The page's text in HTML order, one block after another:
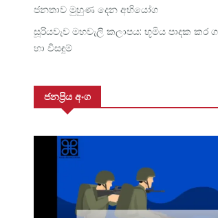
ජනතාව මුහුණ දෙන අභියෝග
සූරියවැව මහවැලි කලාපය: භූමිය පාදක කර
හා විසඳුම්
ජනප්‍රිය අංග